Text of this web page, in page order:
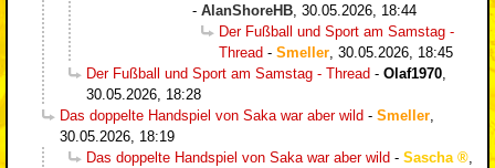
- AlanShoreHB, 30.05.2026, 18:44
Der Fußball und Sport am Samstag -
Thread - Smeller, 30.05.2026, 18:45
Der Fußball und Sport am Samstag - Thread - Olaf1970,
30.05.2026, 18:28
Das doppelte Handspiel von Saka war aber wild - Smeller,
30.05.2026, 18:19
Das doppelte Handspiel von Saka war aber wild - Sascha
,